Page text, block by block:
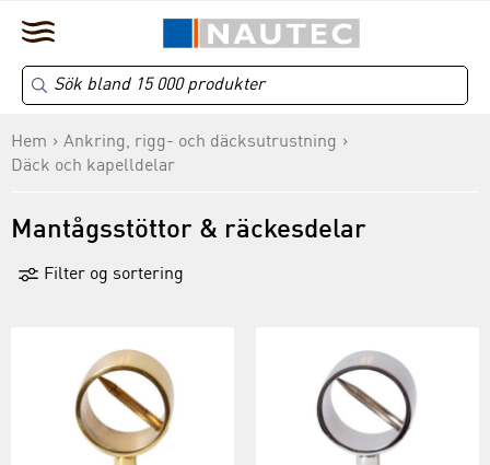
Hem
Ankring, rigg- och däcksutrustning
Däck och kapelldelar
Mantågsstöttor & räckesdelar
Filter og sortering